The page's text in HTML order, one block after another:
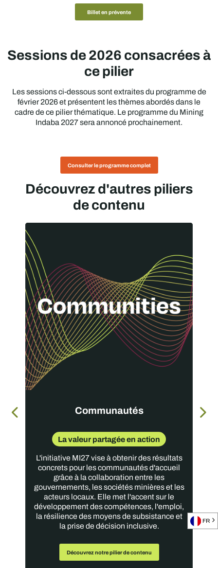
Billet en prévente
Sessions de 2026 consacrées à
ce pilier
Les sessions ci-dessous sont extraites du programme de
février 2026 et présentent les thèmes abordés dans le
cadre de ce pilier thématique. Le programme du Mining
Indaba 2027 sera annoncé prochainement.
Consulter le programme complet
Découvrez d'autres piliers
de contenu
Communautés
La valeur partagée en action
L'initiative MI27 vise à obtenir des résultats
concrets pour les communautés d'accueil
grâce à la collaboration entre les
gouvernements, les sociétés minières et les
acteurs locaux. Elle met l'accent sur le
développement des compétences, l'emploi,
la résilience des moyens de subsistance et
la prise de décision inclusive.
Découvrez notre pilier de contenu
FR